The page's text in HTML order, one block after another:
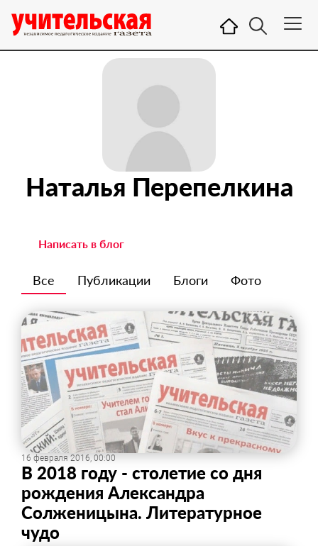
Наталья Перепелкина
Написать в блог
Все Публикации Блоги Фото
16 февраля 2016, 00:00
В 2018 году - столетие со дня
рождения Александра
Солженицына. Литературное
чудо